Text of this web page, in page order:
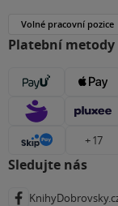
Volné pracovní pozice
Platební metody
+ 17
Sledujte nás